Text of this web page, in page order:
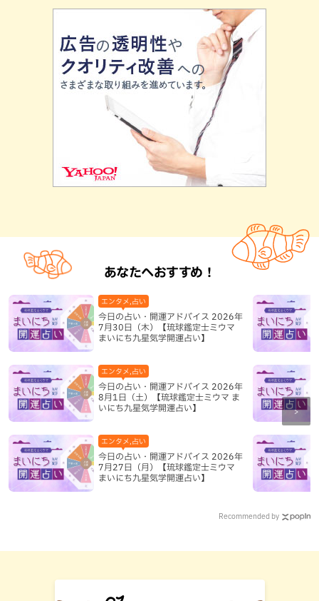
あなたへおすすめ！
今日の占い・開運アドバイス 2026年
7月30日（木）【琉球鑑定士ミウマ
まいにち九星気学開運占い】
エンタメ,占い
今日の占い・開運アドバイス 2026年
8月1日（土）【琉球鑑定士ミウマ ま
いにち九星気学開運占い】
エンタメ,占い
今日の占い・開運アドバイス 2026年
7月27日（月）【琉球鑑定士ミウマ
まいにち九星気学開運占い】
エンタメ,占い
Recommended by